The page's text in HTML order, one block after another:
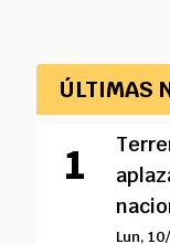
ÚLTIMAS
Lun,